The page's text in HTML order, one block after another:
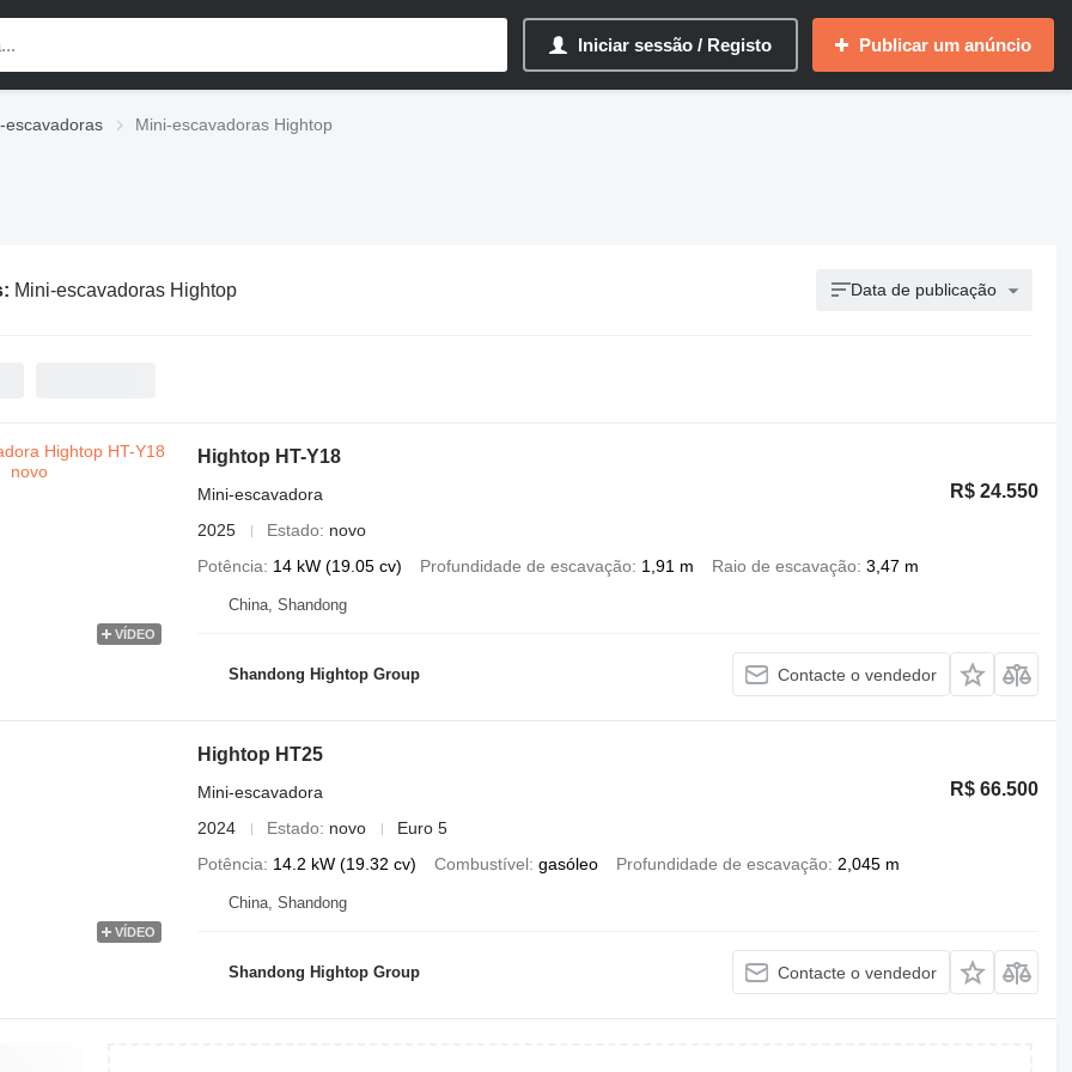
Iniciar sessão / Registo Publicar um anúncio
escavadoras Mini-escavadoras Hightop
Mini-escavadoras Hightop Data de publicação
VÍDEO
Hightop HT-Y18
R$ 24.550
Mini-escavadora
2025
Estado
novo
Potência
14 kW (19.05 cv) Profundidade de escavação 1,91 m Raio de escavação 3,47 m
China, Shandong
Shandong Hightop Group Contacte o vendedor
VÍDEO
Hightop HT25
R$ 66.500
Mini-escavadora
2024
Estado novo
Euro 5
Potência
14.2 kW (19.32 cv) Combustível gasóleo Profundidade de escavação 2,045 m
China, Shandong
Shandong Hightop Group Contacte o vendedor